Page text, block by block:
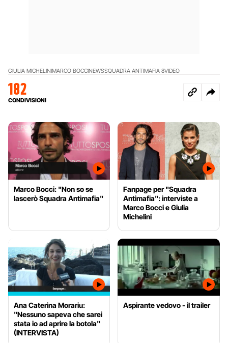
GIULIA MICHELINIMARCO BOCCINEWSSQUADRA ANTIMAFIA 8VIDEO
182
CONDIVISIONI
Marco Bocci: "Non so se
lascerò Squadra Antimafia"
Fanpage per "Squadra
Antimafia": interviste a
Marco Bocci e Giulia
Michelini
Ana Caterina Morariu:
"Nessuno sapeva che sarei
stata io ad aprire la botola"
(INTERVISTA)
Aspirante vedovo - il trailer